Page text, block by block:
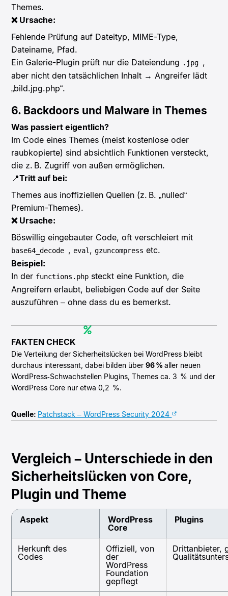
Themes.
❌ Ursache:
Fehlende Prüfung auf Dateityp, MIME-Type,
Dateiname, Pfad.
Ein Galerie-Plugin prüft nur die Dateiendung .jpg ,
aber nicht den tatsächlichen Inhalt → Angreifer lädt
„bild.jpg.php“.
6. Backdoors und Malware in Themes
Was passiert eigentlich?
Im Code eines Themes (meist kostenlose oder
raubkopierte) sind absichtlich Funktionen versteckt,
die z. B. Zugriff von außen ermöglichen.
📍Tritt auf bei:
Themes aus inoffiziellen Quellen (z. B. „nulled“
Premium-Themes).
❌ Ursache:
Böswillig eingebauter Code, oft verschleiert mit
base64_decode , eval ,gzuncompress etc.
Beispiel:
In der functions.php steckt eine Funktion, die
Angreifern erlaubt, beliebigen Code auf der Seite
auszuführen – ohne dass du es bemerkst.
FAKTEN CHECK
Die Verteilung der Sicherheitslücken bei WordPress bleibt
durchaus interessant, dabei bilden über96 %aller neuen
WordPress‑Schwachstellen Plugins, Themes ca. 3 % und der
WordPress Core nur etwa 0,2 %.
Quelle: Patchstack – WordPress Security 2024
Vergleich – Unterschiede in den
Sicherheitslücken von Core,
Plugin und Theme
Aspekt
WordPress
Core
Plugins
Herkunft des
Codes
Offiziell, von
der
WordPress
Foundation
gepflegt
Drittanbieter,